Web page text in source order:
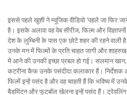
इससे पहले खुशी ने म्यूजिक वीडियो 'पहले जा फिर
है। इसके अलावा वह वेब सीरीज, फिल्म और
देश के लुम्बिनी के पास एक छोटे शहर की रहने वाली
उनके मन में फिल्मों के प्रति चाहत जागी और
में आने की उनकी इच्छा प्रबल हो गई। सलमान
कटरीना कैफ उनके पसंदीदा कलाकार हैं। निर्देशक
फिल्में इन्हें पसंद है और वह चाहती हैं कि भविष्य में
बैडमिंटन और फुटबॉल खेलना इन्हें पसंद हैं।